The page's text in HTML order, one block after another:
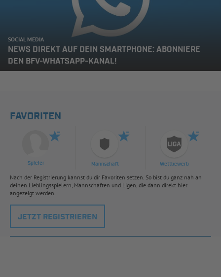
SOCIAL MEDIA
NEWS DIREKT AUF DEIN SMARTPHONE: ABONNIERE
DEN BFV-WHATSAPP-KANAL!
FAVORITEN
Spieler Mannschaft Wettbewerb
Nach der Registrierung kannst du dir Favoriten setzen. So bist du ganz nah an
deinen Lieblingsspielern, Mannschaften und Ligen, die dann direkt hier
angezeigt werden.
JETZT REGISTRIEREN